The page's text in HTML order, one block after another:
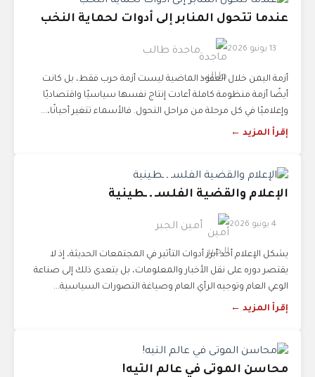
عندما تتحول المنابر إلى أدوات لحماية النخب
13 يونيو 2026 ماجدة طالب
أزمة اليمن خلال العقود الماضية ليست أزمة حرب فقط، بل كانت
أيضًا أزمة منظومة كاملة أعادت إنتاج نفسها سياسيًا واقتصاديًا
وإعلاميًا في كل مرحلة من مراحل التحول. فالأسماء تتغير أحيانًا،...
إقرأ المزيد ←
الإعلام والقضية الفلسـ ـ ـطينية
4 يونيو 2026 أمين الجبر
يشكل الإعلام أحد أبرز أدوات التأثير في المجتمعات الحديثة، إذ لا
يقتصر دوره على نقل الأخبار والمعلومات، بل يتعدى ذلك إلى صناعة
الوعي العام وتوجيه الرأي العام وصياغة التصورات السياسية...
إقرأ المزيد ←
محاسن الموتى في عالم التيه!